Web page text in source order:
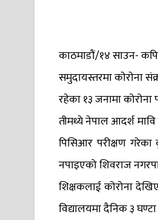
काठमाडौं/१४ साउन-
समुदायस्तरमा काेराेना
रहेका १३ जनामा
तीमध्ये नेपाल आदर्श
पिसिआर परीक्षण गरेका
नपाइएको शिवराज
शिक्षकलाई कोरोना
विद्यालयमा दैनिक ३